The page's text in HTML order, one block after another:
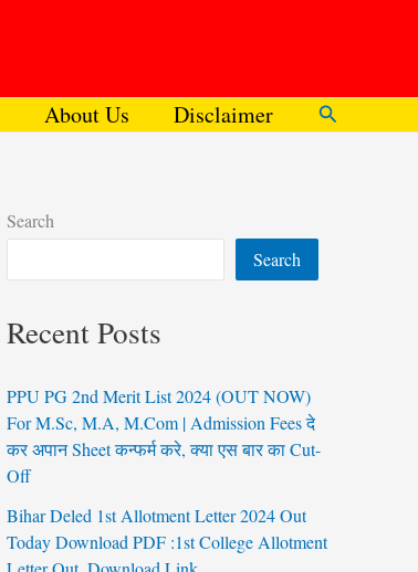
About Us Disclaimer Search
Search
Search
Recent Posts
PPU PG 2nd Merit List 2024 (OUT NOW)
For M.Sc, M.A, M.Com | Admission Fees दे
कर अपान Sheet कन्फर्म करे, क्या एस बार का Cut-
Off
Bihar Deled 1st Allotment Letter 2024 Out
Today Download PDF :1st College Allotment